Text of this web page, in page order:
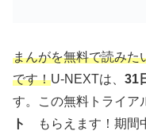
まんがを無料で読みた
です！U-NEXTは、 31
す。この無料トライア
ト
もらえます！期間